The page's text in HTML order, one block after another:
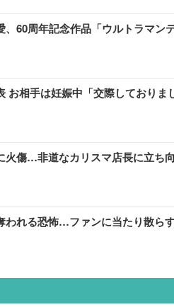
、60周年記念作品「ウルトラマン
お相手は妊娠中「交際しておりま
火傷…非道なカリスマ店長に立ち
われる恐怖…ファンに当たり散ら